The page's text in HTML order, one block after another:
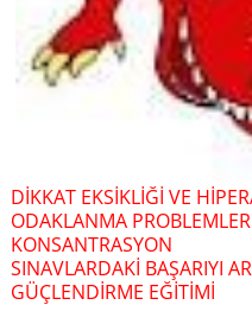
DİKKAT EKSİKLİĞİ VE
ODAKLANMA
KONSANTRASYON
SINAVLARDAKİ BAŞARIYI
GÜÇLENDİRME EĞİTİMİ